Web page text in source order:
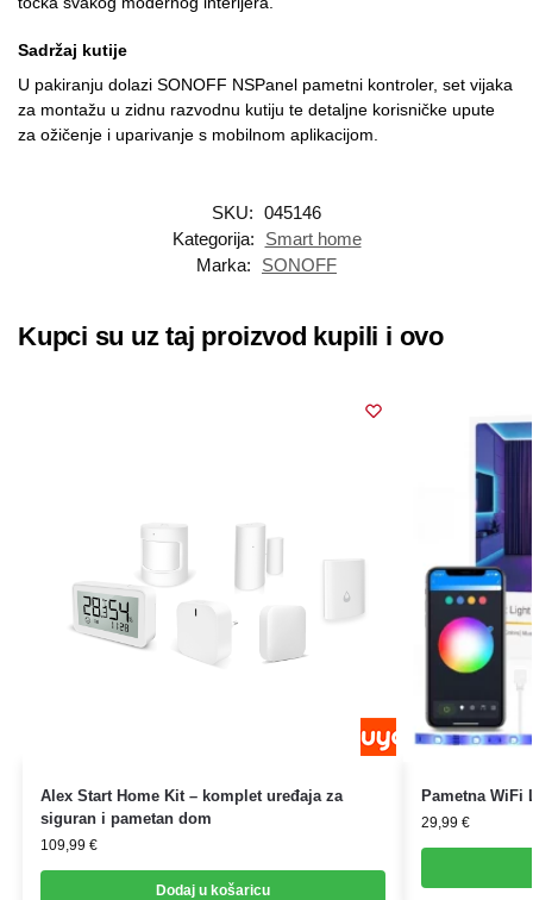
Sadržaj kutije
U pakiranju dolazi SONOFF NSPanel pametni kontroler, set vijaka
za montažu u zidnu razvodnu kutiju te detaljne korisničke upute
za ožičenje i uparivanje s mobilnom aplikacijom.
SKU: 045146
Kategorija:
Smart home
Marka:
SONOFF
Kupci su uz taj proizvod kupili i ovo
Alex Start Home Kit – komplet uređaja za
siguran i pametan dom
109,99 €
Dodaj u košaricu
Pametna WiFi
29,99 €